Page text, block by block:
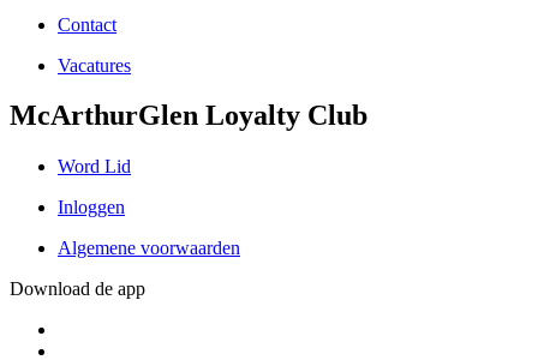
Contact
Vacatures
McArthurGlen Loyalty Club
Word Lid
Inloggen
Algemene voorwaarden
Download de app